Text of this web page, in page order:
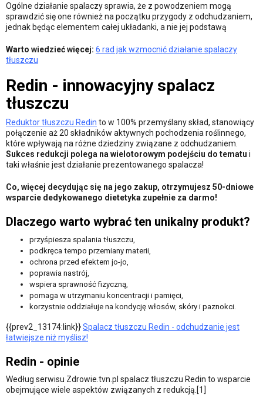
Ogólne działanie spalaczy sprawia, że z powodzeniem mogą
sprawdzić się one również na początku przygody z odchudzaniem,
jednak będąc elementem całej układanki, a nie jej podstawą
Warto wiedzieć więcej: 6 rad jak wzmocnić działanie spalaczy
tłuszczu
Redin - innowacyjny spalacz
tłuszczu
Reduktor tłuszczu Redin to w 100% przemyślany skład, stanowiący
połączenie aż 20 składników aktywnych pochodzenia roślinnego,
które wpływają na różne dziedziny związane z odchudzaniem.
Sukces redukcji polega na wielotorowym podejściu do tematu i
taki właśnie jest działanie prezentowanego spalacza!
Co, więcej decydując się na jego zakup, otrzymujesz 50-dniowe
wsparcie dedykowanego dietetyka zupełnie za darmo!
Dlaczego warto wybrać ten unikalny produkt?
przyśpiesza spalania tłuszczu,
podkręca tempo przemiany materii,
ochrona przed efektem jo-jo,
poprawia nastrój,
wspiera sprawność fizyczną,
pomaga w utrzymaniu koncentracji i pamięci,
korzystnie oddziałuje na kondycję włosów, skóry i paznokci.
{{prev2_13174:link}}Spalacz tłuszczu Redin - odchudzanie jest
łatwiejsze niż myślisz!
Redin - opinie
Według serwisu Zdrowie.tvn.pl spalacz tłuszczu Redin to wsparcie
obejmujące wiele aspektów związanych z redukcją.[1]